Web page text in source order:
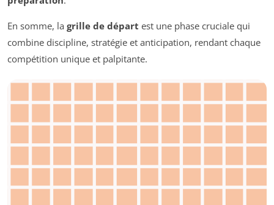
En somme, la grille de départ est une phase cruciale qui
combine discipline, stratégie et anticipation, rendant chaque
compétition unique et palpitante.